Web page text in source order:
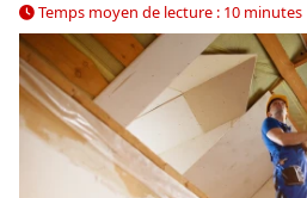
Temps moyen de lecture : 10 minutes